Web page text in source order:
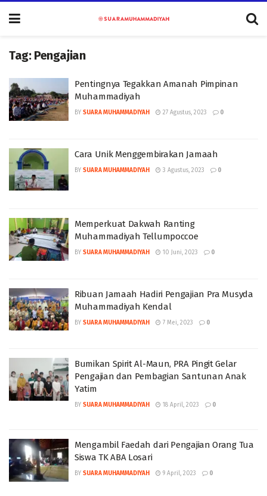
Tag: Pengajian
Pentingnya Tegakkan Amanah Pimpinan
Muhammadiyah
BY SUARA MUHAMMADIYAH 27 Agustus, 2023 0
Cara Unik Menggembirakan Jamaah
BY SUARA MUHAMMADIYAH 3 Agustus, 2023 0
Memperkuat Dakwah Ranting
Muhammadiyah Tellumpoccoe
BY SUARA MUHAMMADIYAH 10 Juni, 2023 0
Ribuan Jamaah Hadiri Pengajian Pra Musyda
Muhammadiyah Kendal
BY SUARA MUHAMMADIYAH 7 Mei, 2023 0
Bumikan Spirit Al-Maun, PRA Pingit Gelar
Pengajian dan Pembagian Santunan Anak
Yatim
BY SUARA MUHAMMADIYAH 18 April, 2023 0
Mengambil Faedah dari Pengajian Orang Tua
Siswa TK ABA Losari
BY SUARA MUHAMMADIYAH 9 April, 2023 0